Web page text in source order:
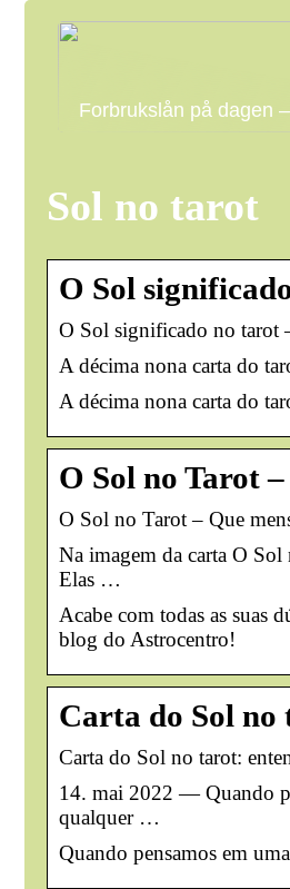
Forbrukslån på dagen
Sol no tarot
O Sol
O Sol significado no tarot
A décima nona carta do
A décima nona carta do
O Sol no Tarot
O Sol no Tarot – Que
Na imagem da carta O
Elas …
Acabe com todas as suas
blog do Astrocentro!
Carta do Sol
Carta do Sol no tarot:
14. mai 2022 — Quando
qualquer …
Quando pensamos em